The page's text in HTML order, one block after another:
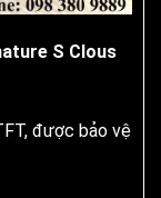
S Clous
được bảo vệ